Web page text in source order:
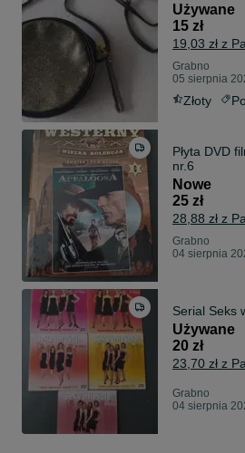
Używane
15 zł
19,03 zł z
Grabno
05 sierpnia
Złoty
Płyta DVD
nr.6
Nowe
25 zł
28,88 zł z
Grabno
04 sierpnia
Serial Seks
Używane
20 zł
23,70 zł z
Grabno
04 sierpnia